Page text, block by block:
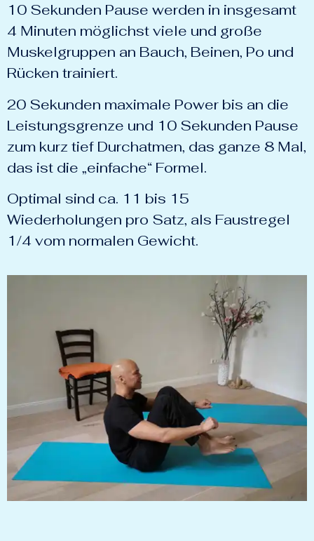
10 Sekunden Pause werden in insgesamt
4 Minuten möglichst viele und große
Muskelgruppen an Bauch, Beinen, Po und
Rücken trainiert.
20 Sekunden maximale Power bis an die
Leistungsgrenze und 10 Sekunden Pause
zum kurz tief Durchatmen, das ganze 8 Mal,
das ist die „einfache“ Formel.
Optimal sind ca. 11 bis 15
Wiederholungen pro Satz, als Faustregel
1/4 vom normalen Gewicht.